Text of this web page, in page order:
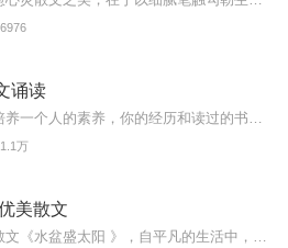
6976
诵读
1.1万
美散文